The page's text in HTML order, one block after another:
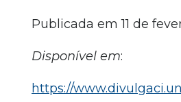
Publicada em 11 de
Disponível em:
https://